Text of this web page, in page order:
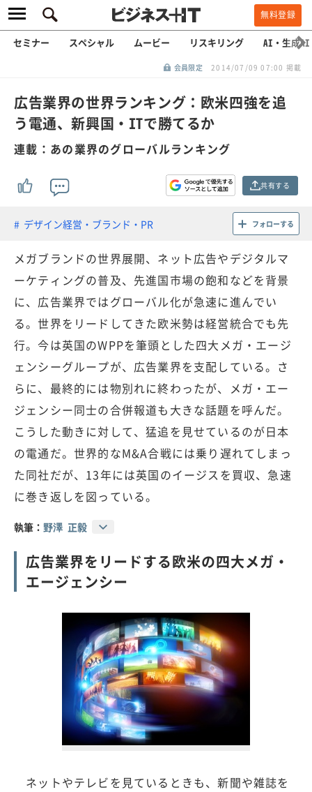
無料登録
セミナー スペシャル ムービー リスキリング AI・生成AI
会員限定 2014/07/09 07:00 掲載
広告業界の世界ランキング：欧米四強を追
う電通、新興国・ITで勝てるか
連載：あの業界のグローバルランキング
共有する
デザイン経営・ブランド・PR フォローする
メガブランドの世界展開、ネット広告やデジタルマ
ーケティングの普及、先進国市場の飽和などを背景
に、広告業界ではグローバル化が急速に進んでい
る。世界をリードしてきた欧米勢は経営統合でも先
行。今は英国のWPPを筆頭とした四大メガ・エージ
ェンシーグループが、広告業界を支配している。さ
らに、最終的には物別れに終わったが、メガ・エー
ジェンシー同士の合併報道も大きな話題を呼んだ。
こうした動きに対して、猛追を見せているのが日本
の電通だ。世界的なM&A合戦には乗り遅れてしまっ
た同社だが、13年には英国のイージスを買収、急速
に巻き返しを図っている。
執筆： 野澤 正毅
広告業界をリードする欧米の四大メガ・
エージェンシー
ネットやテレビを見ているときも、新聞や雑誌を